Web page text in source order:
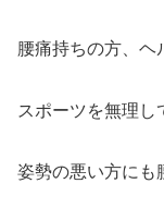
腰痛持ちの方、ヘ
スポーツを無理し
姿勢の悪い方にも